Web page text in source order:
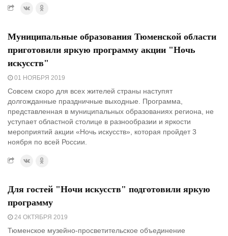
Муниципальные образования Тюменской области
приготовили яркую программу акции "Ночь
искусств"
01 НОЯБРЯ 2019
Совсем скоро для всех жителей страны наступят
долгожданные праздничные выходные. Программа,
представленная в муниципальных образованиях региона, не
уступает областной столице в разнообразии и яркости
мероприятий акции «Ночь искусств», которая пройдет 3
ноября по всей России.
Для гостей "Ночи искусств" подготовили яркую
программу
24 ОКТЯБРЯ 2019
Тюменское музейно-просветительское объединение